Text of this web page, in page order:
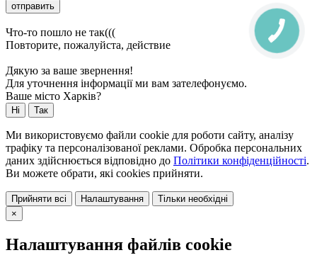
отправить
Что-то пошло не так(((
Повторите, пожалуйста, действие
Дякую за ваше звернення!
Для уточнення інформації ми вам зателефонуємо.
Ваше місто Харків?
Ні Так
Ми використовуємо файли cookie для роботи сайту, аналізу
трафіку та персоналізованої реклами. Обробка персональних
даних здійснюється відповідно до Політики конфіденційності.
Ви можете обрати, які cookies прийняти.
Прийняти всі Налаштування
Тільки необхідні
×
Налаштування файлів cookie